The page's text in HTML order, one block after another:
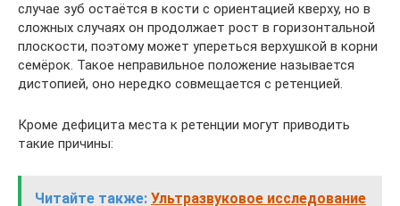
случае зуб остаётся в кости с ориентацией кверху, но в
сложных случаях он продолжает рост в горизонтальной
плоскости, поэтому может упереться верхушкой в корни
семёрок. Такое неправильное положение называется
дистопией, оно нередко совмещается с ретенцией.
Кроме дефицита места к ретенции могут приводить
такие причины:
Читайте также: Ультразвуковое исследование